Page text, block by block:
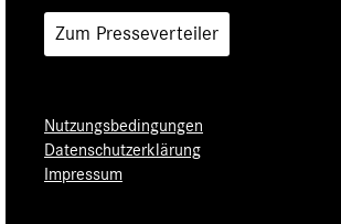
Zum Presseverteiler
Nutzungsbedingungen
Datenschutzerklärung
Impressum